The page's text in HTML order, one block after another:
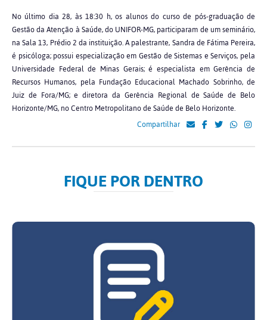
No último dia 28, às 18:30 h, os alunos do curso de pós-graduação de
Gestão da Atenção à Saúde, do UNIFOR-MG, participaram de um seminário,
na Sala 13, Prédio 2 da instituição. A palestrante, Sandra de Fátima Pereira,
é psicóloga; possui especialização em Gestão de Sistemas e Serviços, pela
Universidade Federal de Minas Gerais; é especialista em Gerência de
Recursos Humanos, pela Fundação Educacional Machado Sobrinho, de
Juiz de Fora/MG; e diretora da Gerência Regional de Saúde de Belo
Horizonte/MG, no Centro Metropolitano de Saúde de Belo Horizonte.
Compartilhar
FIQUE POR DENTRO